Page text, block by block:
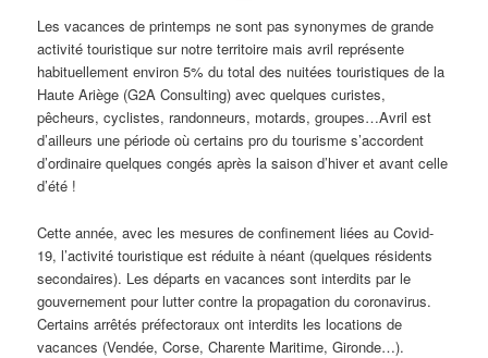
Les vacances de printemps ne sont pas synonymes de grande
activité touristique sur notre territoire mais avril représente
habituellement environ 5% du total des nuitées touristiques de la
Haute Ariège (G2A Consulting) avec quelques curistes,
pêcheurs, cyclistes, randonneurs, motards, groupes…Avril est
d’ailleurs une période où certains pro du tourisme s’accordent
d’ordinaire quelques congés après la saison d’hiver et avant celle
d’été !
Cette année, avec les mesures de confinement liées au Covid-
19, l’activité touristique est réduite à néant (quelques résidents
secondaires). Les départs en vacances sont interdits par le
gouvernement pour lutter contre la propagation du coronavirus.
Certains arrêtés préfectoraux ont interdits les locations de
vacances (Vendée, Corse, Charente Maritime, Gironde…).